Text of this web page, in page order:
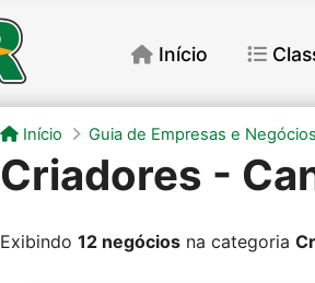
Início
Início Guia de Empresas e Negócios
Criadores -
Exibindo 12 negócios na categoria